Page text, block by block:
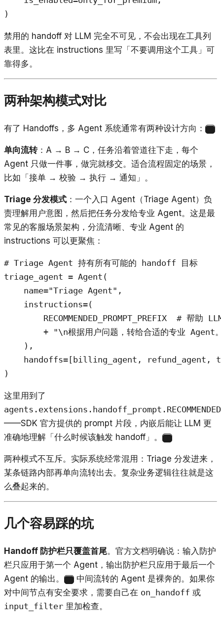
)
禁用的 handoff 对 LLM 完全不可见，不会出现在工具列
表里。这比在 instructions 里写「不要调用这个工具」可
靠得多。
两种架构模式对比
有了 Handoffs，多 Agent 系统通常有两种设计方向：
单向流转：A → B → C，任务沿着管道往下走，每个
Agent 只做一件事，做完就移交。适合流程固定的场景，
比如「接单 → 校验 → 执行 → 通知」。
Triage 分发模式 ：一个入口 Agent（Triage Agent）负
责理解用户意图，然后把任务分发给专业 Agent。这是最
常见的客服场景架构，分流清晰、专业 Agent 的
instructions 可以更聚焦：
# Triage Agent 持有所有可能的 handoff 目标
triage_agent = Agent(
    name="Triage Agent",
    instructions=(
RECOMMENDED_PROMPT_PREFIX  # 帮助
+ "\n根据用户问题，转给合适的专业 Agent
    ),
handoffs=[billing_agent, refund_agent,
)
这里用到了
——SDK 官方提供的 prompt 片段，内嵌后能让 LLM 更
准确地理解「什么时候该触发 handoff」。
两种模式不互斥。实际系统经常混用：Triage 分发进来，
某条链路内部再单向流转出去。复杂业务逻辑往往就是这
么叠起来的。
几个容易踩的坑
Handoff 防护栏只覆盖首尾。官方文档明确说：输入防护
栏只应用于第一个 Agent，输出防护栏只应用于最后一个
Agent 的输出。
中间流转的 Agent 是裸奔的。如果你
对中间节点有安全要求，需要自己在 on_handoff 或
input_filter 里加检查。